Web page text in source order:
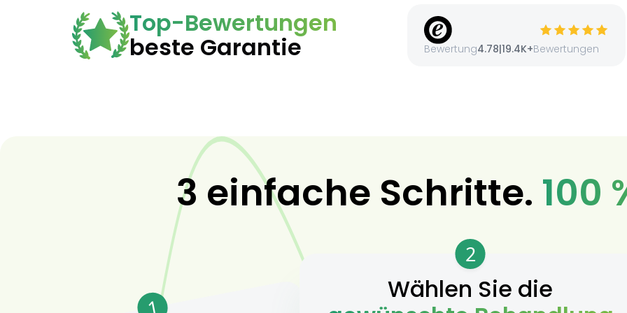
Top-Bewertungen
beste Garantie Bewertung4.78|19.4K+Bewertungen
3 einfache Schritte. 100
1
2
Wählen Sie die